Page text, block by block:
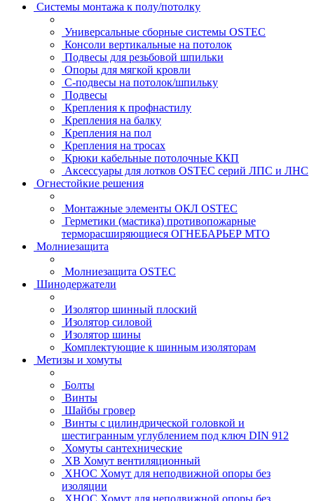
Системы монтажа к полу/потолку
Универсальные сборные системы OSTEC
Консоли вертикальные на потолок
Подвесы для резьбовой шпильки
Опоры для мягкой кровли
С-подвесы на потолок/шпильку
Подвесы
Крепления к профнастилу
Крепления на балку
Крепления на пол
Крепления на тросах
Крюки кабельные потолочные ККП
Аксессуары для лотков OSTEC серий ЛПС и ЛНС
Огнестойкие решения
Монтажные элементы ОКЛ OSTEC
Герметики (мастика) противопожарные
терморасширяющиеся ОГНЕБАРЬЕР МТО
Молниезащита
Молниезащита OSTEC
Шинодержатели
Изолятор шинный плоский
Изолятор силовой
Изолятор шины
Комплектующие к шинным изоляторам
Метизы и хомуты
Болты
Винты
Шайбы гровер
Винты с цилиндрической головкой и
шестигранным углублением под ключ DIN 912
Хомуты сантехнические
ХВ Хомут вентиляционный
ХНОС Хомут для неподвижной опоры без
изоляции
ХНОС Хомут для неподвижной опоры без